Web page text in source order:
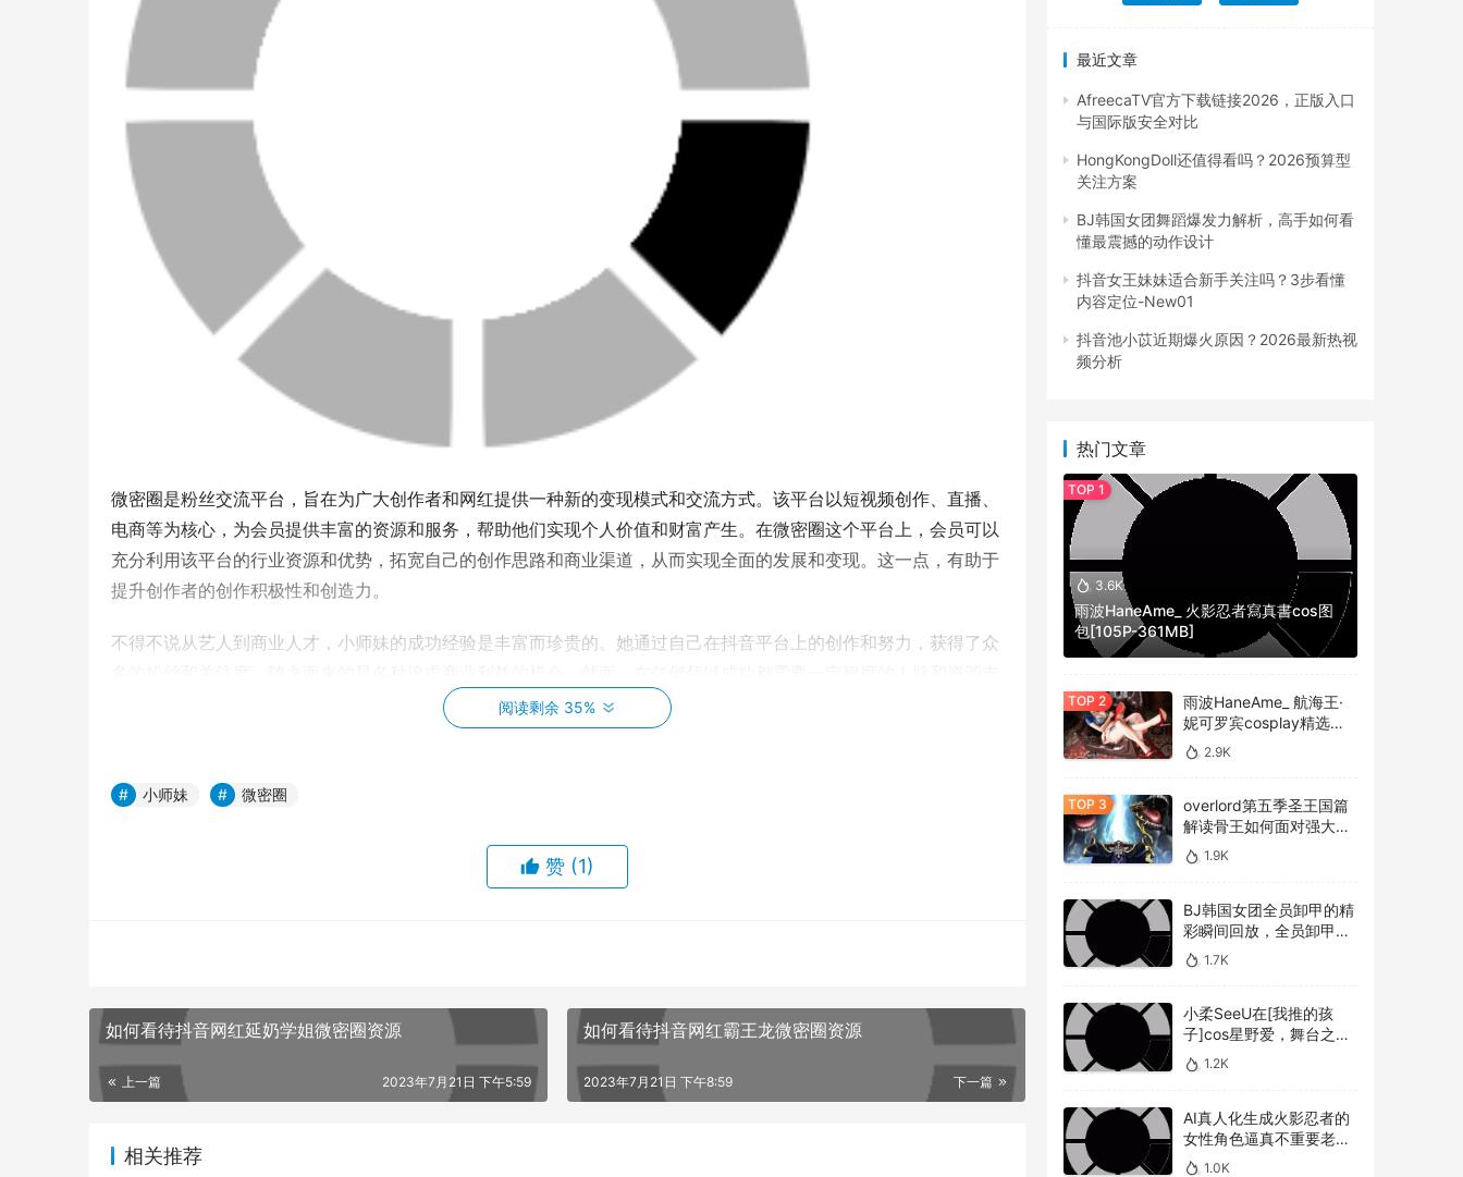
微密圈是粉丝交流平台，旨在为广大创作者和网红提供一种新的变现模式和交流方式。该平台以短视频创作、直播、
电商等为核心，为会员提供丰富的资源和服务，帮助他们实现个人价值和财富产生。在微密圈这个平台上，会员可以
充分利用该平台的行业资源和优势，拓宽自己的创作思路和商业渠道，从而实现全面的发展和变现。这一点，有助于
提升创作者的创作积极性和创造力。
不得不说从艺人到商业人才，小师妹的成功经验是丰富而珍贵的。她通过自己在抖音平台上的创作和努力，获得了众
持。小师妹不仅成功地应对了商业生态中的挑战，更是直接将流量导入微密圈变现~
阅读剩余 35%
小师妹 微密圈
赞 (1)
如何看待抖音网红延奶学姐微密圈资源
上一篇 2023年7月21日 下午5:59
如何看待抖音网红霸王龙微密圈资源
下一篇
2023年7月21日 下午8:59
相关推荐
最近文章
AfreecaTV官方下载链接2026，正版入口
与国际版安全对比
HongKongDoll还值得看吗？2026预算型
关注方案
BJ韩国女团舞蹈爆发力解析，高手如何看
懂最震撼的动作设计
抖音女王妹妹适合新手关注吗？3步看懂
内容定位-New01
抖音池小苡近期爆火原因？2026最新热视
频分析
热门文章
3.6K
雨波HaneAme_ 火影忍者寫真書cos图
包[105P-361MB]
雨波HaneAme_ 航海王·
妮可罗宾cosplay精选作
品 [34P-134MB]
2.9K
overlord第五季圣王国篇
解读骨王如何面对强大的
敌人，overlord第五季圣
王国篇深度解析骨王与敌
1.9K
BJ韩国女团全员卸甲的精
彩瞬间回放，全员卸甲视
频如何观看BJ韩国女团成
员的最精彩时刻？
1.7K
小柔SeeU在[我推的孩
子]cos星野爱，舞台之星
闪耀迷人
1.2K
AI真人化生成火影忍者的
女性角色逼真不重要老婆
美不美才是重点！
1.0K